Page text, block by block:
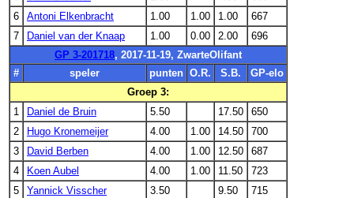
6
Antoni Elkenbracht 1.00 1.00 1.00
667
7
Daniel van der Knaap 1.00 0.00 2.00
696
GP 3-201718, 2017-11-19, ZwarteOlifant
#
speler punten O.R. S.B.
GP-elo
Groep 3:
1
Daniel de Bruin 5.50 17.50
650
2
Hugo Kronemeijer 4.00 1.00 14.50
700
3
David Berben 4.00 1.00 12.50
687
4
Koen Aubel 4.00 1.00 11.50
723
5
Yannick Visscher 3.50 9.50
715